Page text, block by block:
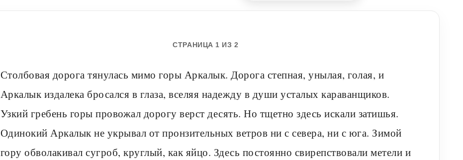
СТРАНИЦА 1 ИЗ 2
Столбовая дорога тянулась мимо горы Аркалык. Дорога степная, унылая, голая, и
Аркалык издалека бросался в глаза, вселяя надежду в души усталых караванщиков.
Узкий гребень горы провожал дорогу верст десять. Но тщетно здесь искали затишья.
Одинокий Аркалык не укрывал от пронзительных ветров ни с севера, ни с юга. Зимой
гору обволакивал сугроб, круглый, как яйцо. Здесь постоянно свирепствовали метели и